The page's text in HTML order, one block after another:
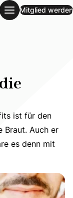
Mitglied werden
ist für den
ist für den
Braut. Auch er
es denn mit